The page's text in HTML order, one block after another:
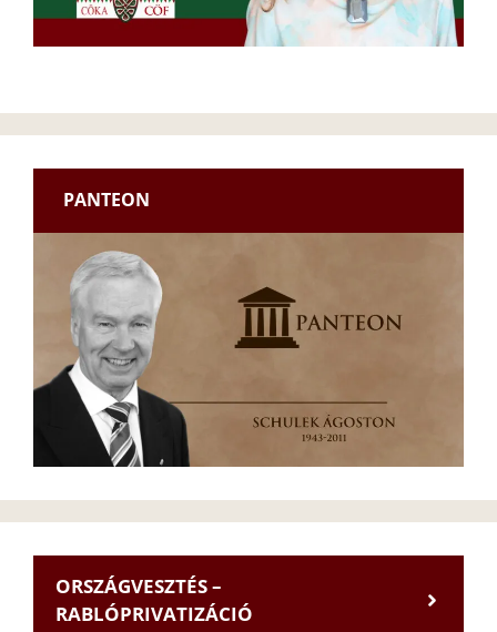
PANTEON
ORSZÁGVESZTÉS –
RABLÓPRIVATIZÁCIÓ